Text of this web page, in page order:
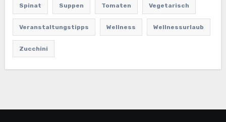
Spinat Suppen Tomaten Vegetarisch
Veranstaltungstipps Wellness Wellnessurlaub
Zucchini